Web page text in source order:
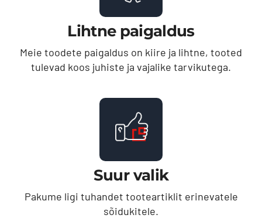
Lihtne paigaldus
Meie toodete paigaldus on kiire ja lihtne, tooted
tulevad koos juhiste ja vajalike tarvikutega.
Suur valik
Pakume ligi tuhandet tooteartiklit erinevatele
sõidukitele.